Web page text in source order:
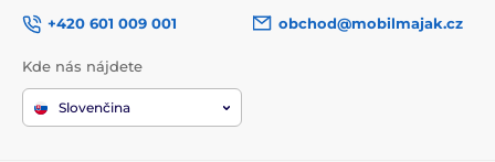
+420 601 009 001
obchod@mobilmajak.cz
Kde nás nájdete
Slovenčina